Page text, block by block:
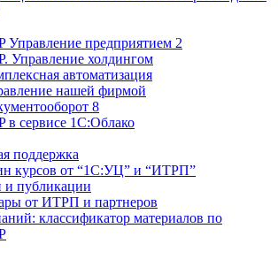
Управление предприятием 2
Управление холдингом
автоматизация
нашей фирмой
8
в сервисе 1С:Облако
поддержка
курсов от “1С:УЦ” и “ИТРП”
и публикации
от ИТРП и партнеров
классификатор материалов по